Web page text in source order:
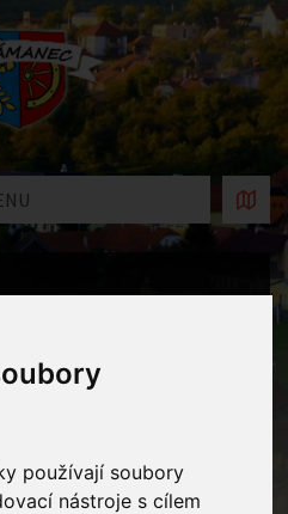
používají soubory
nástroje s cílem
ve školce pečou svatomartinské